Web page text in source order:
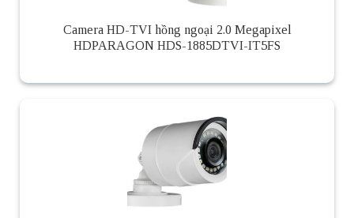
Camera HD-TVI hồng ngoại 2.0 Megapixel
HDPARAGON HDS-1885DTVI-IT5FS